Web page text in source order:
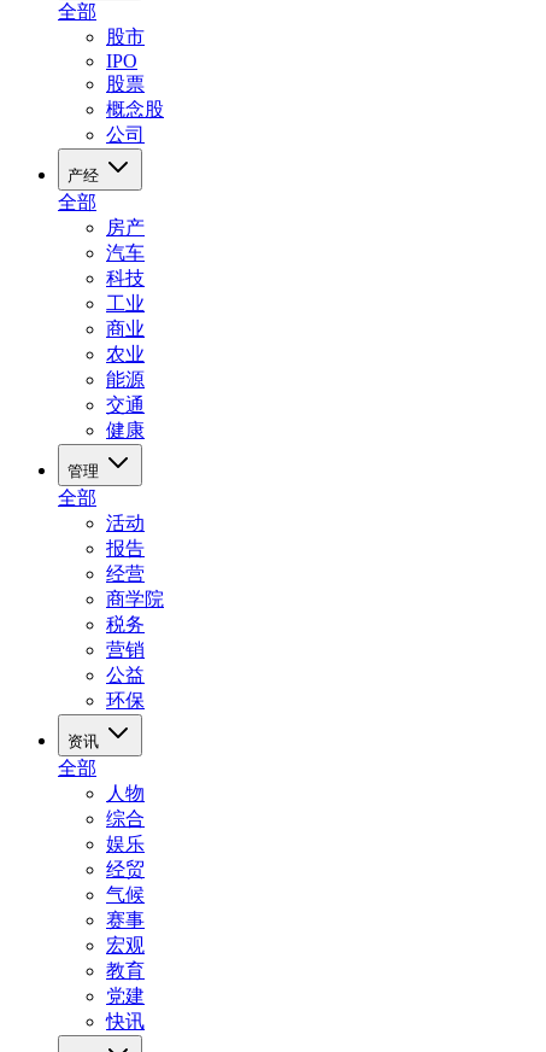
全部
股市
IPO
股票
概念股
公司
产经
全部
房产
汽车
科技
工业
商业
农业
能源
交通
健康
管理
全部
活动
报告
经营
商学院
税务
营销
公益
环保
资讯
全部
人物
综合
娱乐
经贸
气候
赛事
宏观
教育
党建
快讯